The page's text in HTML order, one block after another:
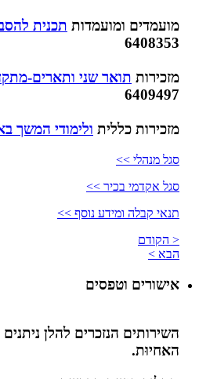
מועמדים ומועמדות תכנית
6408353
מזכירות תואר שני ותארים-
6409497
מזכירות כללית ולימודי המשך
סגל מנהלי >>
סגל אקדמי בכיר >>
תנאי קבלה ומידע נוסף >>
< הקודם
הבא >
אישורים וטפסים
השירותים הנזכרים להלן
האחיוּת.